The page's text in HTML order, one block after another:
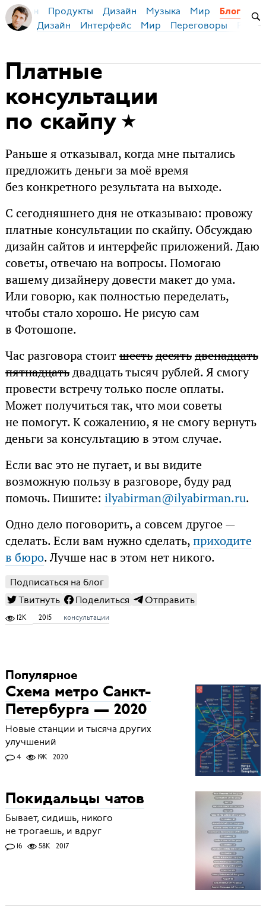
Бирман Продукты Дизайн Музыка Мир Блог
Дизайн Интерфейс Мир Переговоры
Платные
консультации
по скайпу
Раньше я отказывал, когда мне пытались
предложить деньги за моё время
без конкретного результата на выходе.
С сегодняшнего дня не отказываю: провожу
платные консультации по скайпу. Обсуждаю
дизайн сайтов и интерфейс приложений. Даю
советы, отвечаю на вопросы. Помогаю
вашему дизайнеру довести макет до ума.
Или говорю, как полностью переделать,
чтобы стало хорошо. Не рисую сам
в Фотошопе.
Час разговора стоитшестьдесятьдвенадцать
пятнадцатьдвадцать тысяч рублей. Я смогу
провести встречу только после оплаты.
Может получиться так, что мои советы
не помогут. К сожалению, я не смогу вернуть
деньги за консультацию в этом случае.
Если вас это не пугает, и вы видите
возможную пользу в разговоре, буду рад
помочь. Пишите: ilyabirman@ilyabirman.ru.
Одно дело поговорить, а совсем другое —
сделать. Если вам нужно сделать,приходите
в бюро. Лучше нас в этом нет никого.
Подписаться на блог
Твитнуть
Поделиться Отправить
12K 2015 консультации
Популярное
Схема метро Санкт-
Петербурга — 2020
Новые станции и тысяча других
улучшений
4 19K 2020
Покидальцы чатов
Бывает, сидишь, никого
не трогаешь, и вдруг
16 58K 2017